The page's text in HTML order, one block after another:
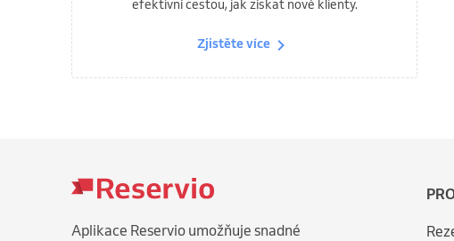
efektivní cestou, jak získat nové klienty.
Zjistěte více
Aplikace Reservio umožňuje snadné